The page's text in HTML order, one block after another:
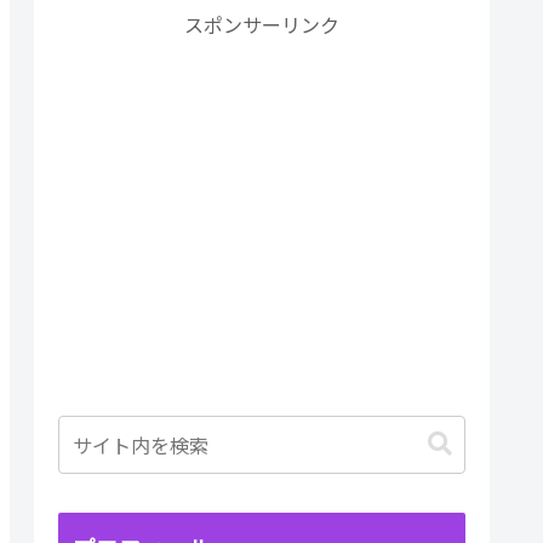
スポンサーリンク